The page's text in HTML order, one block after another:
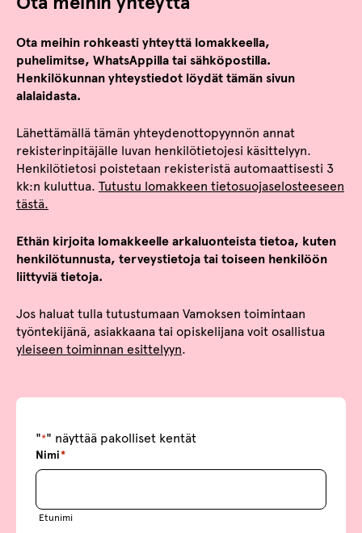
Ota meihin rohkeasti yhteyttä lomakkeella,
puhelimitse, WhatsAppilla tai sähköpostilla.
Henkilökunnan yhteystiedot löydät tämän sivun
alalaidasta.
Lähettämällä tämän yhteydenottopyynnön annat
rekisterinpitäjälle luvan henkilötietojesi käsittelyyn.
Henkilötietosi poistetaan rekisteristä automaattisesti 3
kk:n kuluttua. Tutustu lomakkeen tietosuojaselosteeseen
tästä.
Ethän kirjoita lomakkeelle arkaluonteista tietoa, kuten
henkilötunnusta, terveystietoja tai toiseen henkilöön
liittyviä tietoja.
Jos haluat tulla tutustumaan Vamoksen toimintaan
työntekijänä, asiakkaana tai opiskelijana voit osallistua
yleiseen toiminnan esittelyyn.
"*" näyttää pakolliset kentät
Nimi*
Etunimi